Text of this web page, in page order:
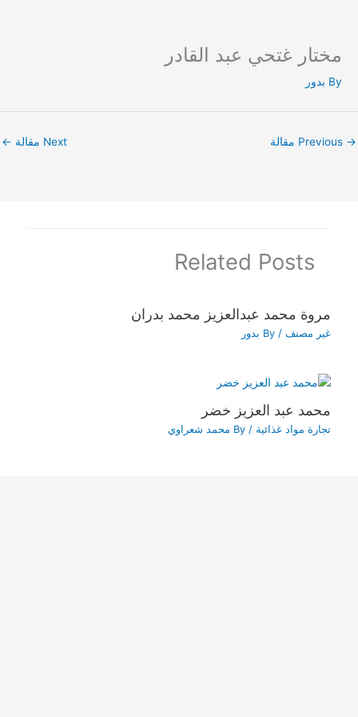
content
مختار غتحي عبد القادر
By بدور
→ Next مقالة ←
Related Posts
مروة محمد عبدالعزيز محمد بدران
غير مصنف / By بدور
محمد عبد العزيز خضر
تجارة مواد غذائية / By محمد شعراوي